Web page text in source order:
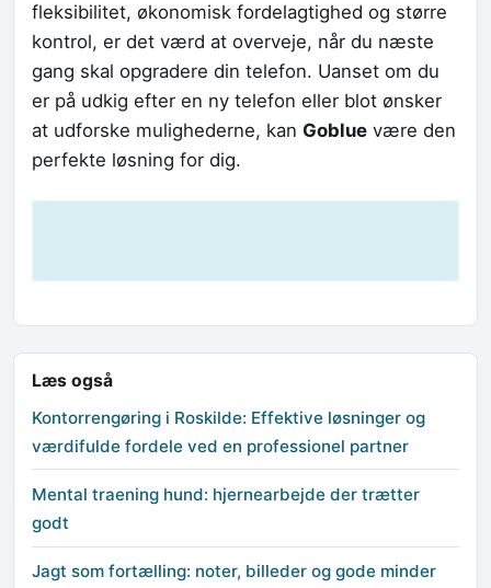
fleksibilitet, økonomisk fordelagtighed og større
kontrol, er det værd at overveje, når du næste
gang skal opgradere din telefon. Uanset om du
er på udkig efter en ny telefon eller blot ønsker
at udforske mulighederne, kan Goblue være den
perfekte løsning for dig.
Læs også
Kontorrengøring i Roskilde: Effektive løsninger og
værdifulde fordele ved en professionel partner
Mental traening hund: hjernearbejde der trætter
godt
Jagt som fortælling: noter, billeder og gode minder